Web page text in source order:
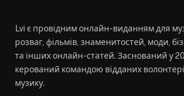
Lvi є провідним онлайн-виданням для
розваг, фільмів, знаменитостей, моди,
та інших онлайн-статей. Заснований у
керований командою відданих
музику.